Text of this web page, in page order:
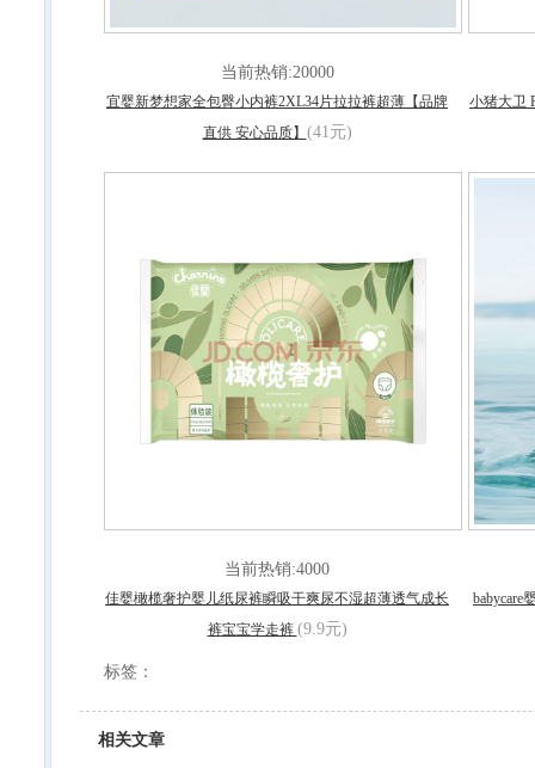
当前热销:20000
宜婴新梦想家全包臀小内裤2XL34片拉拉裤超薄【品牌
直供 安心品质】 (41元)
小猪大卫
当前热销:4000
佳婴橄榄奢护婴儿纸尿裤瞬吸干爽尿不湿超薄透气成长
裤宝宝学走裤 (9.9元)
babycare
标签：
相关文章